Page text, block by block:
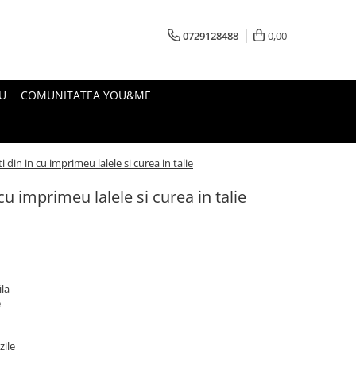
0729128488 0,00
COMUNITATEA YOU&ME
din in cu imprimeu lalele si curea in talie
imprimeu lalele si curea in talie